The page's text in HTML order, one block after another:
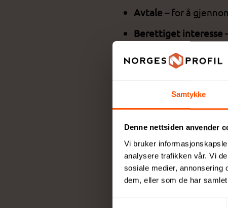
Samtykke
Denne nettsiden anvender
Vi bruker
analysere trafikken vår. Vi
sosiale medier, annonsering
dem, eller som de har
Avtale – for å
Berettiget interesse
Vi deler kun
transportører
IT- og
samarbeidspartnere
Vi selger aldri
Lagring og